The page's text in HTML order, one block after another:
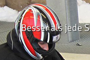
Besser als jede